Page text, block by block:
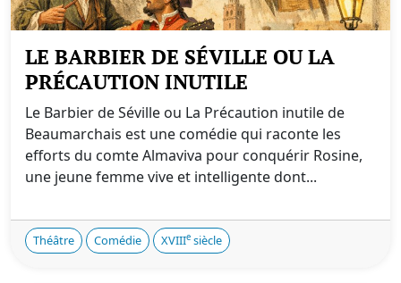
LE BARBIER DE SÉVILLE OU LA
PRÉCAUTION INUTILE
Le Barbier de Séville ou La Précaution inutile de
Beaumarchais est une comédie qui raconte les
efforts du comte Almaviva pour conquérir Rosine,
une jeune femme vive et intelligente dont...
Théâtre Comédie XVIIIe siècle